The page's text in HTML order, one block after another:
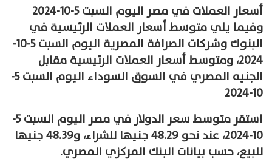
أسعار العملات في مصر اليوم السبت 5-10-2024
وفيما يلي متوسط أسعار العملات الرئيسية في
البنوك وشركات الصرافة المصرية اليوم السبت 5-10-
2024، ومتوسط أسعار العملات الرئيسية مقابل
الجنيه المصري في السوق السوداء اليوم السبت 5-
10-2024
استقر متوسط سعر الدولار في مصر اليوم السبت 5-
10-2024، عند نحو 48.29 جنيها للشراء، و48.39 جنيها
للبيع، حسب بيانات البنك المركزي المصري.